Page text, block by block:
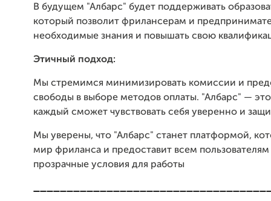
В будущем "Албарс" будет поддерживать
который позволит фрилансерам и
необходимые знания и повышать свою
Этичный подход:
Мы стремимся минимизировать комиссии и
свободы в выборе методов оплаты. "Албарс" —
каждый сможет чувствовать себя уверенно и
Мы уверены, что "Албарс" станет платформой,
мир фриланса и предоставит всем
прозрачные условия для работы